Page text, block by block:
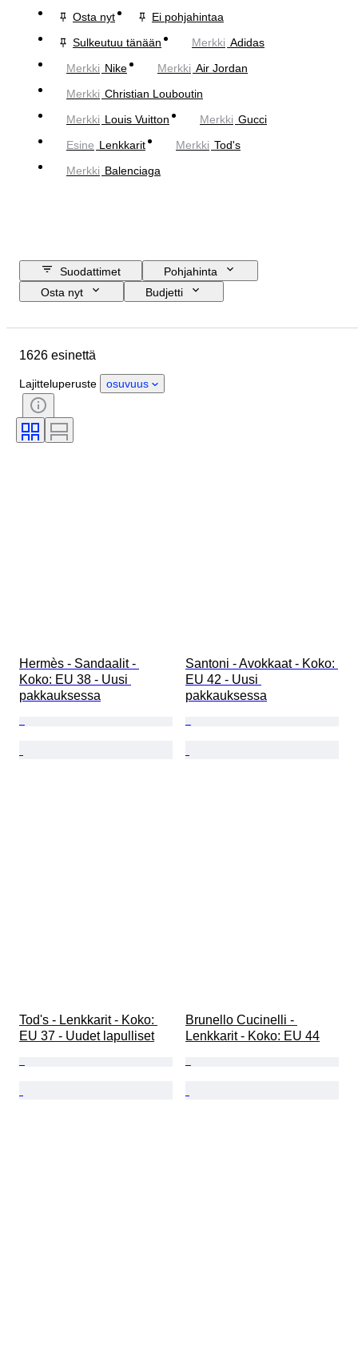
Osta nyt
Ei pohjahintaa
Sulkeutuu tänään
Merkki Adidas
Merkki Nike Merkki Air Jordan
Merkki Christian Louboutin
Merkki Louis Vuitton Merkki Gucci
Esine Lenkkarit Merkki Tod's
Merkki Balenciaga
Suodattimet
Pohjahinta
Osta nyt
Budjetti
Alkuperämaa
Kunto
Allekirjoitus
Väri
Mukana asusteet
Malli
1626 esinettä
Lajitteluperuste osuvuus
Hermès - Sandaalit -
Koko: EU 38 - Uusi
pakkauksessa
Santoni - Avokkaat - Koko:
EU 42 - Uusi
pakkauksessa
Tod's - Lenkkarit - Koko:
EU 37 - Uudet lapulliset
Brunello Cucinelli -
Lenkkarit - Koko: EU 44